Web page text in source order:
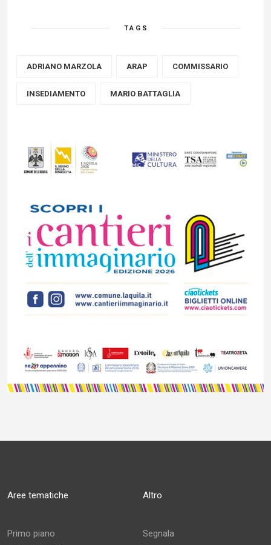
TAGS
ADRIANO MARZOLA ARAP COMMISSARIO
INSEDIAMENTO MARIO BATTAGLIA
Aree tematiche
Primo piano
Altro
Segnala